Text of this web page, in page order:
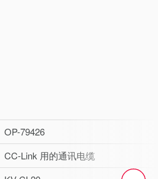
OP-79426
CC-Link 用的通讯电缆